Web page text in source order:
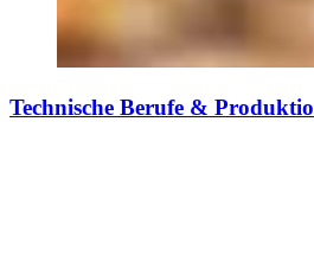
Technische Berufe &